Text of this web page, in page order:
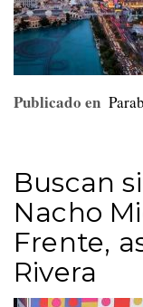
Publicado en
Buscan
Nacho
Frente,
Rivera